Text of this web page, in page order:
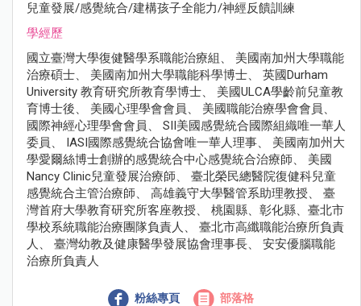
兒童發展/感覺統合/建構孩子全能力/神經反饋訓練
學經歷
國立臺灣大學復健醫學系職能治療組、 美國南加州大學職能
治療碩士、 美國南加州大學職能科學博士、 英國Durham
University 教育研究所教育學博士、 美國ULCA學齡前兒童教
育博士後、 美國心理學會會員、 美國職能治療學會會員、
國際神經心理學會會員、 SII美國感覺統合國際組織唯一華人
委員、 IASI國際感覺統合協會唯一華人理事、 美國南加州大
學愛爾絲博士創辦的感覺統合中心感覺統合治療師、 美國
Nancy Clinic兒童發展治療師、 臺北榮民總醫院復健科兒童
感覺統合主管治療師、 高雄義守大學醫管系助理教授、 臺
灣首府大學教育研究所客座教授、 桃園縣、彰化縣、臺北市
學校系統職能治療團隊負責人、 臺北市高纖職能治療所負責
人、 臺灣幼教及健康醫學發展協會理事長、 安安優腦職能
治療所負責人
粉絲專頁 部落格